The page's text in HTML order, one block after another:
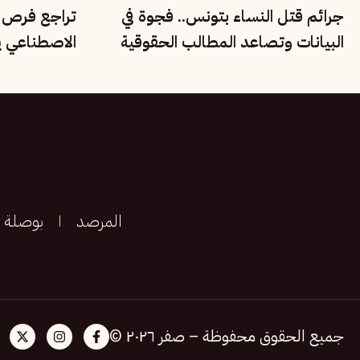
جرائم قتل النساء بتونس.. فجوة في
البيانات وتصاعد المطالب الحقوقية
تراجع فرص
الاصطناعي
المرصد بوصلة
جميع الحقوق محفوظة – صفر ٢٠٢٦ ©